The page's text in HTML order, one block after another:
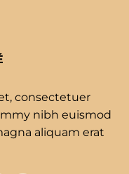
consectetuer
nibh euismod
aliquam erat